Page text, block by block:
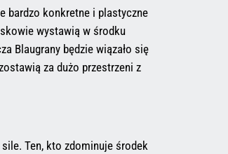
bardzo konkretne i plastyczne
wystawią w środku
Blaugrany będzie wiązało się
za dużo przestrzeni z
Ten, kto zdominuje środek